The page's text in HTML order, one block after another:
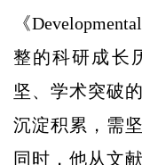
《
整的科研成长
坚、学术突破
沉淀积累，需
同时，他从文